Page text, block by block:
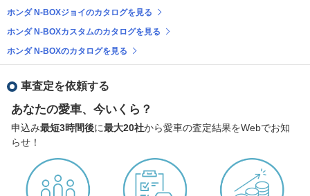
ホンダ N-BOXジョイのカタログを見る
ホンダ N-BOXカスタムのカタログを見る
ホンダ N-BOXのカタログを見る
車査定を依頼する
あなたの愛車、今いくら？
申込み最短3時間後に最大20社から愛車の査定結果をWebでお知
らせ！